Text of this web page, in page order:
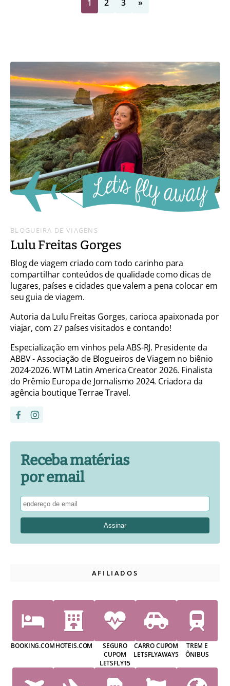
1 2 3 »
BLOGUEIRA DE VIAGENS
Lulu Freitas Gorges
Blog de viagem criado com todo carinho para
compartilhar conteúdos de qualidade como dicas de
lugares, países e cidades que valem a pena colocar em
seu guia de viagem.
Autoria da Lulu Freitas Gorges, carioca apaixonada por
viajar, com 27 países visitados e contando!
Especialização em vinhos pela ABS-RJ. Presidente da
ABBV - Associação de Blogueiros de Viagem no biênio
2024-2026. WTM Latin America Creator 2026. Finalista
do Prêmio Europa de Jornalismo 2024. Criadora da
agência boutique Terrae Travel.
Receba matérias
por email
AFILIADOS
BOOKING.COMHOTEIS.COM
SEGURO
CUPOM
LETSFLY15
CARRO CUPOM
LETSFLYAWAY5
TREM E
ÔNIBUS